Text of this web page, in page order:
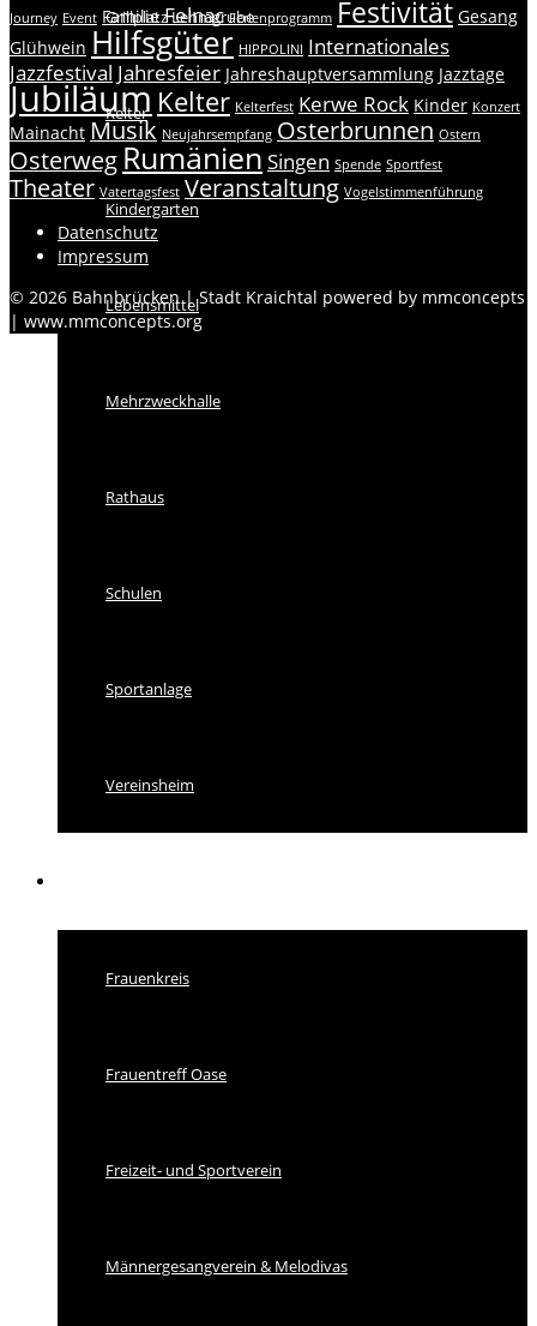
Grillplatz Lehmgrube
Kelter
Kindergarten
Lebensmittel
Mehrzweckhalle
Rathaus
Schulen
Sportanlage
Vereinsheim
Frauenkreis
Frauentreff Oase
Freizeit- und Sportverein
Männergesangverein & Melodivas
Journey Event Familie Felnac Ferienprogramm Festivität Gesang
Glühwein Hilfsgüter HIPPOLINI Internationales
Jazzfestival Jahresfeier Jahreshauptversammlung Jazztage
Jubiläum Kelter Kelterfest Kerwe Rock Kinder Konzert
Mainacht Musik Neujahrsempfang Osterbrunnen Ostern
Osterweg Rumänien Singen Spende Sportfest
Theater Vatertagsfest Veranstaltung Vogelstimmenführung
Datenschutz
Impressum
© 2026 Bahnbrücken | Stadt Kraichtal powered by mmconcepts
| www.mmconcepts.org